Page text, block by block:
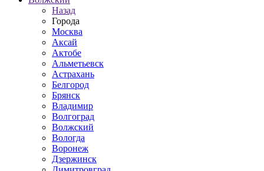
Назад
Города
Москва
Аксай
Актобе
Альметьевск
Астрахань
Белгород
Брянск
Владимир
Волгоград
Волжский
Вологда
Воронеж
Дзержинск